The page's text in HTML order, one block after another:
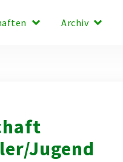
keyboard_arrow_down Archiv keyboard_arrow_down
Jugend